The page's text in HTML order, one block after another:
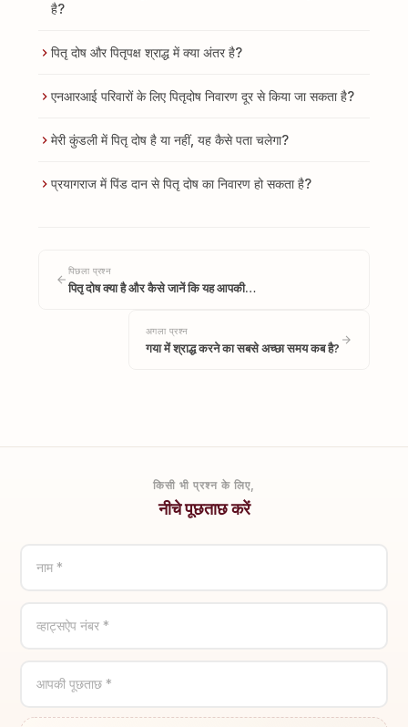
है?
पितृ दोष और पितृपक्ष श्राद्ध में क्या अंतर है?
एनआरआई परिवारों के लिए पितृदोष निवारण दूर से किया जा सकता है?
मेरी कुंडली में पितृ दोष है या नहीं, यह कैसे पता चलेगा?
प्रयागराज में पिंड दान से पितृ दोष का निवारण हो सकता है?
पिछला प्रश्न
पितृ दोष क्या है और कैसे जानें कि यह आपकी…
अगला प्रश्न
गया में श्राद्ध करने का सबसे अच्छा समय कब है?
किसी भी प्रश्न के लिए,
नीचे पूछताछ करें
नाम *
व्हाट्सऐप नंबर *
आपकी पूछताछ *